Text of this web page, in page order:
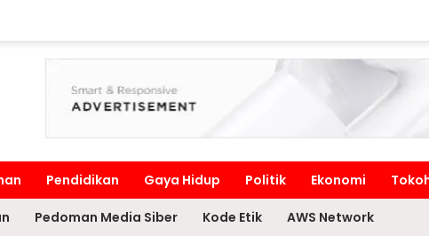
Pendidikan Gaya Hidup Politik Ekonomi
Pedoman Media Siber Kode Etik AWS Network